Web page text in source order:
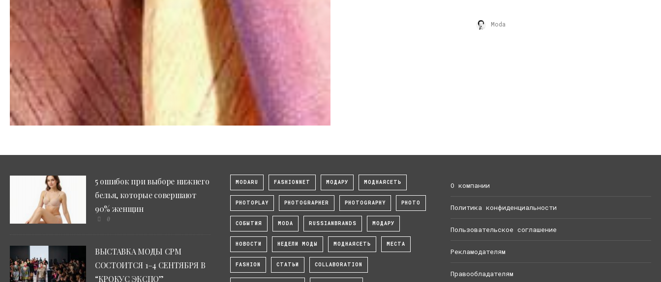
Moda
5 ошибок при выборе нижнего
белья, которые совершают
90% женщин
0
ВЫСТАВКА МОДЫ CPM
СОСТОИТСЯ 1–4 СЕНТЯБРЯ В
“КРОКУС ЭКСПО”
MODARU FASHIONNET МОДАРУ МОДНАЯСЕТЬ
PHOTOPLAY PHOTOGRAPHER PHOTOGRAPHY PHOTO
СОБЫТИЯ MODA RUSSIANBRANDS МОДАРУ
НОВОСТИ НЕДЕЛИ МОДЫ МОДНАЯСЕТЬ МЕСТА
FASHION СТАТЬИ COLLABORATION
О компании
Политика конфиденциальности
Пользовательское соглашение
Рекламодателям
Правообладателям